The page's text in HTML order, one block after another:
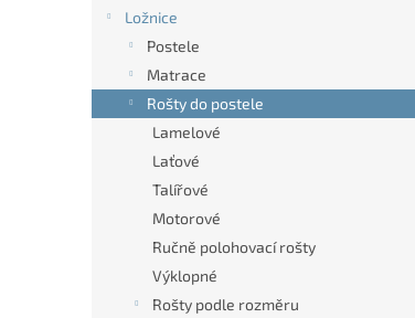
a
n
Ložnice
Postele
Matrace
Rošty do postele
Lamelové
Laťové
Talířové
Motorové
Ručně polohovací rošty
Výklopné
Rošty podle rozměru